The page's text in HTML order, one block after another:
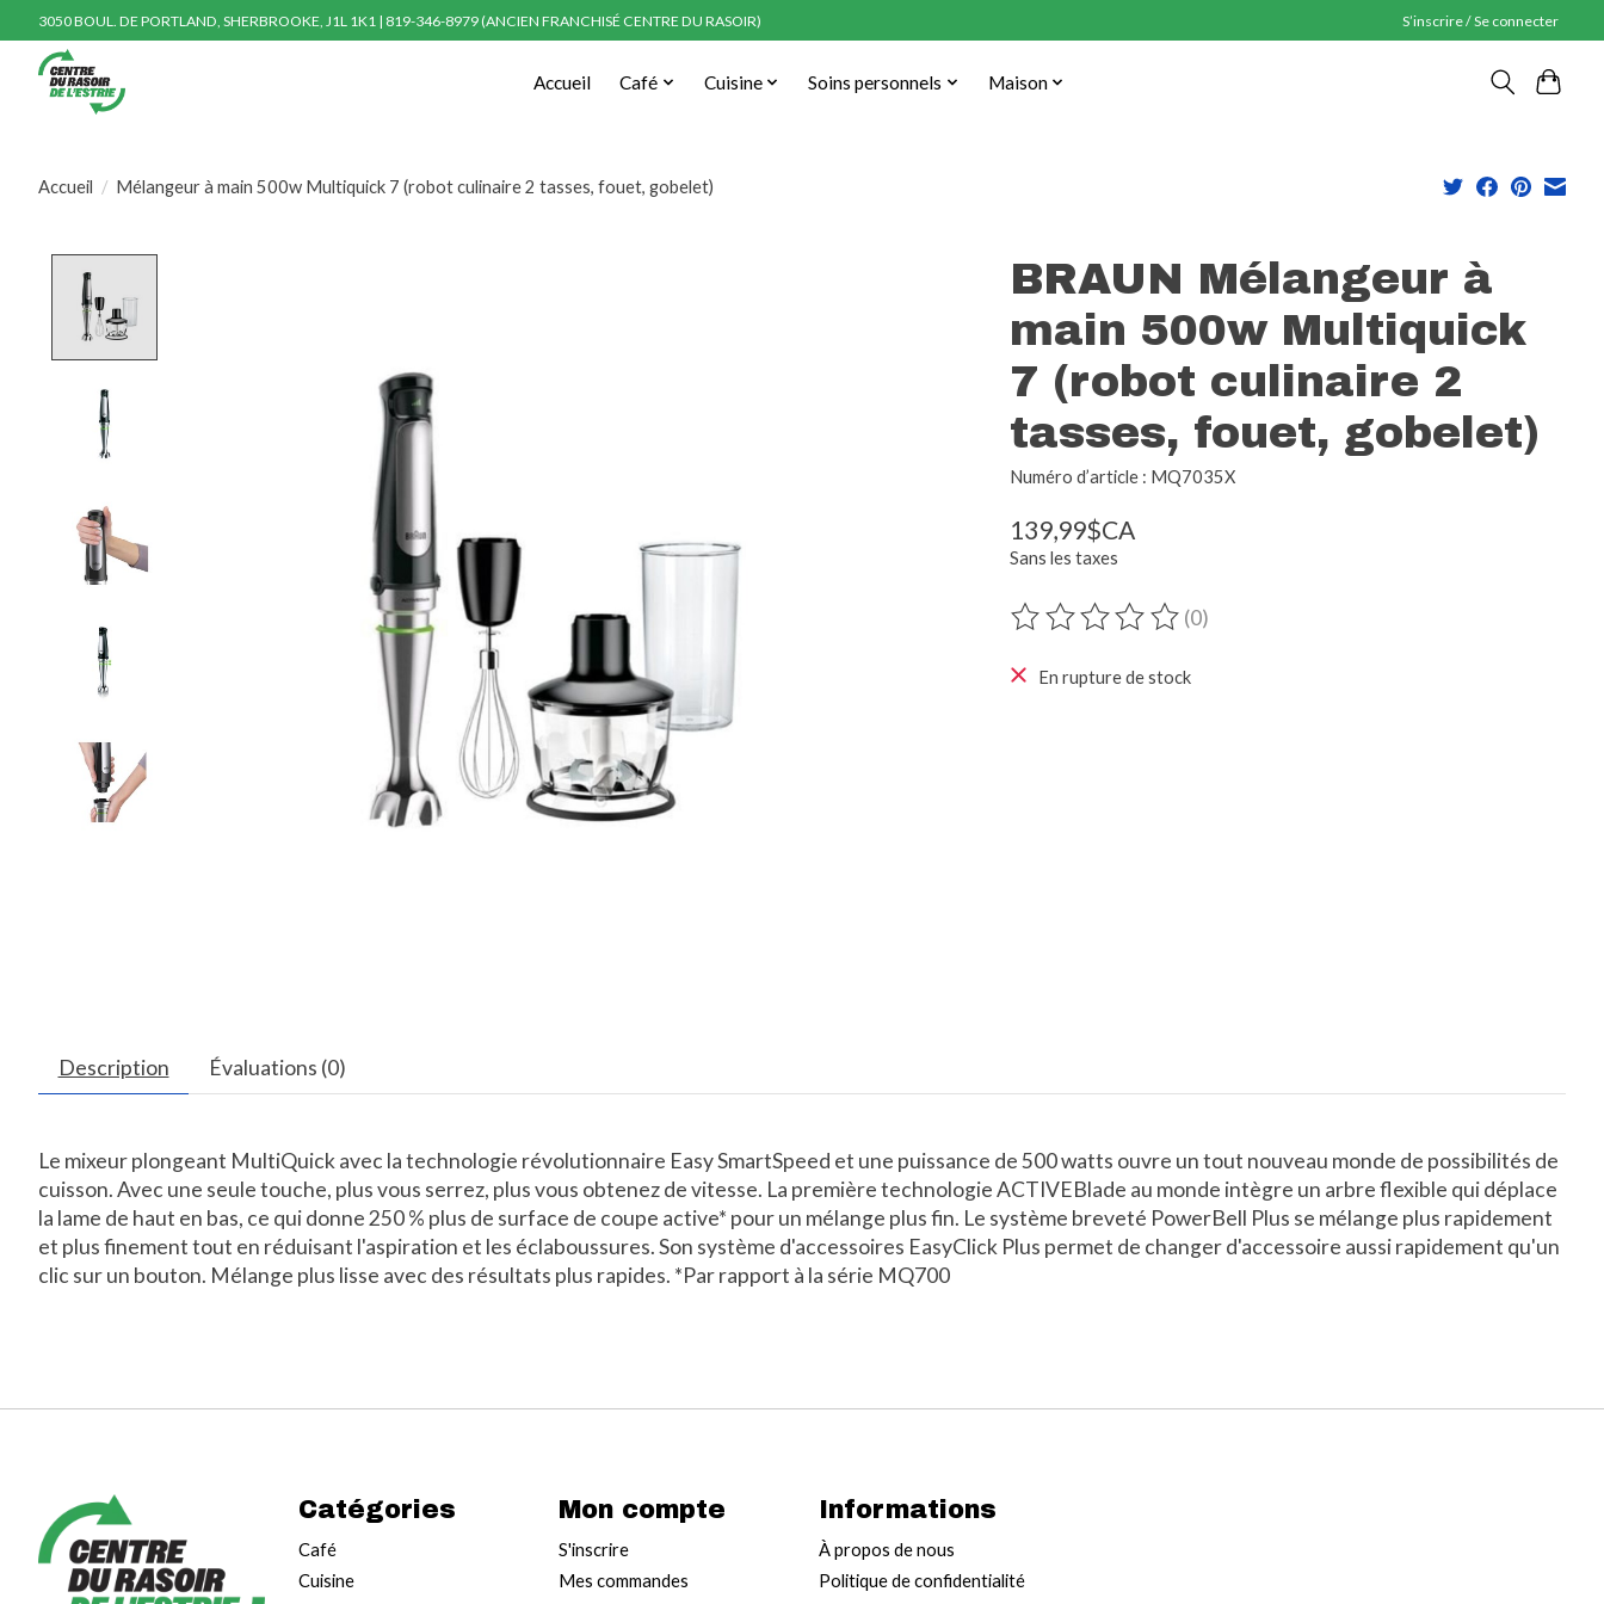
3050 BOUL. DE PORTLAND, SHERBROOKE, J1L 1K1 | 819-346-8979 (ANCIEN FRANCHISÉ CENTRE DU RASOIR) S’inscrire / Se connecter
Accueil Café Cuisine Soins personnels Maison
Accueil / Mélangeur à main 500w Multiquick 7 (robot culinaire 2 tasses, fouet, gobelet)
BRAUN Mélangeur à
main 500w Multiquick
7 (robot culinaire 2
tasses, fouet, gobelet)
Numéro d’article : MQ7035X
139,99$CA
Sans les taxes
Ce produit est évalué à
(0)
En rupture de stock
Description Évaluations (0)
Le mixeur plongeant MultiQuick avec la technologie révolutionnaire Easy SmartSpeed ​​et une puissance de 500 watts ouvre un tout nouveau monde de possibilités de
cuisson. Avec une seule touche, plus vous serrez, plus vous obtenez de vitesse. La première technologie ACTIVEBlade au monde intègre un arbre flexible qui déplace
la lame de haut en bas, ce qui donne 250 % plus de surface de coupe active* pour un mélange plus fin. Le système breveté PowerBell Plus se mélange plus rapidement
et plus finement tout en réduisant l'aspiration et les éclaboussures. Son système d'accessoires EasyClick Plus permet de changer d'accessoire aussi rapidement qu'un
clic sur un bouton. Mélange plus lisse avec des résultats plus rapides. *Par rapport à la série MQ700
Catégories
Café
Cuisine
Mon compte
S'inscrire
Mes commandes
Informations
À propos de nous
Politique de confidentialité